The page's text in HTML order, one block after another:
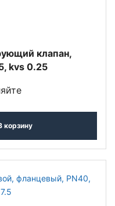
клапан,
kvs 0.25
корзину